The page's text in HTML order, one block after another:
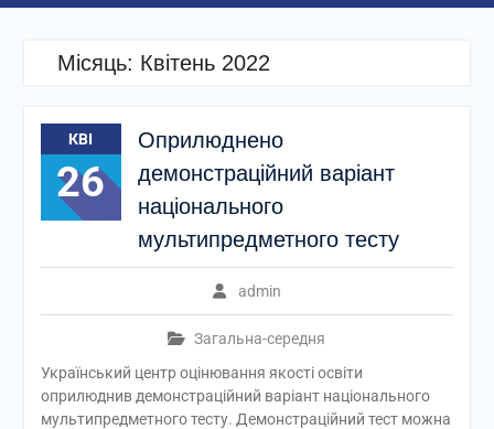
Місяць: Квітень 2022
КВІ
26
Оприлюднено
демонстраційний варіант
національного
мультипредметного тесту
admin
Загальна-середня
Український центр оцінювання якості освіти
оприлюднив демонстраційний варіант національного
мультипредметного тесту. Демонстраційний тест можна